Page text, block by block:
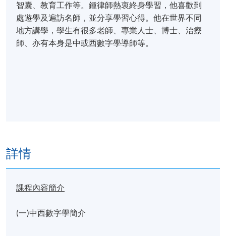
智囊、教育工作等。鍾律師熱衷終身學習，他喜歡到
處遊學及遍訪名師，並分享學習心得。他在世界不同
地方講學，學生有很多老師、專業人士、博士、治療
師、亦有本身是中或西數字學導師等。
詳情
課程內容簡介
(一)中西數字學簡介